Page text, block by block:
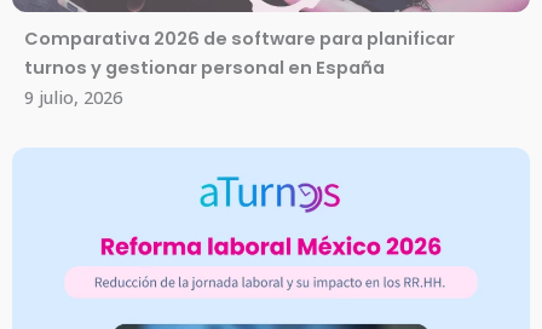
Comparativa 2026 de software para planificar
turnos y gestionar personal en España
9 julio, 2026